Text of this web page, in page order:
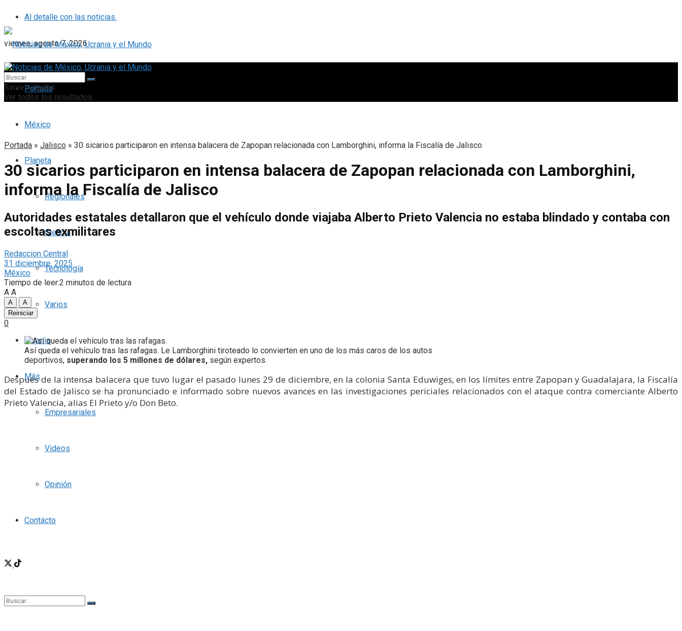
Al detalle con las noticias.
viernes, agosto 7, 2026
Portada
México
Planeta
Regionales
Ciencia
Tecnología
Varios
Ucrania
Más
Empresariales
Videos
Opinión
Contácto
Sin resultados
Ver todos los resultados
Portada » Jalisco » 30 sicarios participaron en intensa balacera de Zapopan relacionada con Lamborghini, informa la Fiscalía de Jalisco
30 sicarios participaron en intensa balacera de Zapopan relacionada con Lamborghini,
informa la Fiscalía de Jalisco
Autoridades estatales detallaron que el vehículo donde viajaba Alberto Prieto Valencia no estaba blindado y contaba con
escoltas exmilitares
Redaccion Central
31 diciembre, 2025
México
Tiempo de leer:2 minutos de lectura
A A
A
A
Reiniciar
0
Así queda el vehículo tras las rafagas. Le Lamborghini tiroteado lo convierten en uno de los más caros de los autos
deportivos, superando los 5 millones de dólares, según expertos.
Después de la intensa balacera que tuvo lugar el pasado lunes 29 de diciembre, en la colonia Santa Eduwiges, en los límites entre Zapopan y Guadalajara, la Fiscalía
del Estado de Jalisco se ha pronunciado e informado sobre nuevos avances en las investigaciones periciales relacionados con el ataque contra comerciante Alberto
Prieto Valencia, alias El Prieto y/o Don Beto.